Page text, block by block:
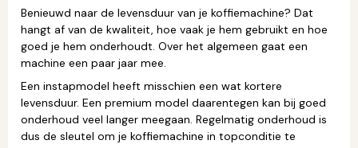
Benieuwd naar de levensduur van je koffiemachine? Dat
hangt af van de kwaliteit, hoe vaak je hem gebruikt en hoe
goed je hem onderhoudt. Over het algemeen gaat een
machine een paar jaar mee.
Een instapmodel heeft misschien een wat kortere
levensduur. Een premium model daarentegen kan bij goed
onderhoud veel langer meegaan. Regelmatig onderhoud is
dus de sleutel om je koffiemachine in topconditie te